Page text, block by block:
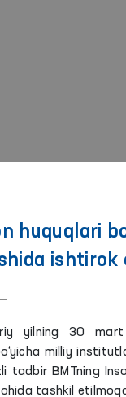
huquqlari
ishtirok
yilning 30
milliy
BMTning
tashkil